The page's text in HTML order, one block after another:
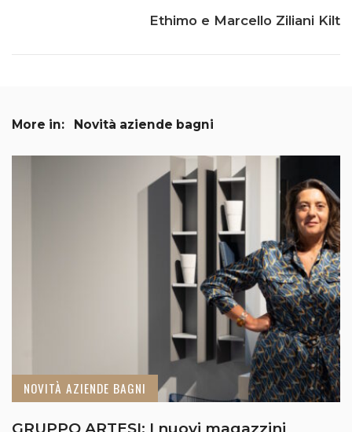
Ethimo e Marcello Ziliani Kilt
More in: Novità aziende bagni
NOVITÀ AZIENDE BAGNI
GRUPPO ARTESI: I nuovi magazzini